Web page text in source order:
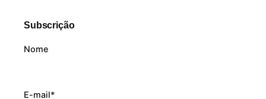
Subscrição
Nome
E-mail*